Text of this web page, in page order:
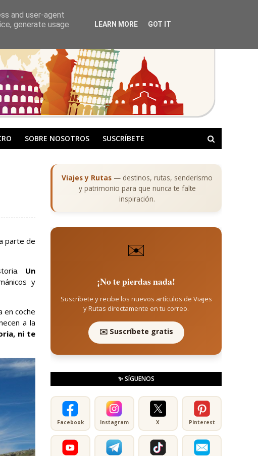
SOBRE NOSOTROS SUSCRÍBETE
parte de
Un
y
en coche
a la
ni te
Viajes y Rutas — destinos, rutas, senderismo
y patrimonio para que nunca te falte
inspiración.
✉️
¡No te pierdas nada!
Suscríbete y recibe los nuevos artículos de Viajes
y Rutas directamente en tu correo.
✉️ Suscríbete gratis
✨ SÍGUENOS
Facebook Instagram X Pinterest
and user-agent
generate usage
LEARN MORE GOT IT